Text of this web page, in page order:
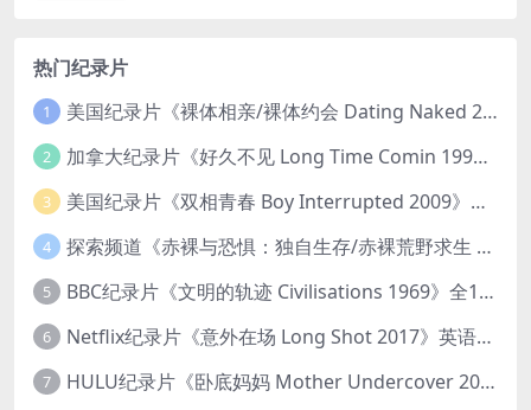
热门纪录片
1 美国纪录片《裸体相亲/裸体约会 Dating Naked 2014-2016》第1-3季全33集 英语中英双字 无水印纯净版 1080P/MKV/85.6G 裸体相亲真人秀
2 加拿大纪录片《好久不见 Long Time Comin 1993》英语中英双字 官方纯净版 1080P/MKV/1G 女同性艺术家
3 美国纪录片《双相青春 Boy Interrupted 2009》英语中英双字 官方纯净版 1080P/MKV/1.43G 青少年躁郁症
4 探索频道《赤裸与恐惧：独自生存/赤裸荒野求生 Naked and Afraid: Solo 2023》第一季全8集 英语中英双字 官方纯净版 高码1080P/MKV/45.4G
5 BBC纪录片《文明的轨迹 Civilisations 1969》全13集 英语中英双字 高清收藏版 1080P/MKV/64.1G 西方艺术史话
6 Netflix纪录片《意外在场 Long Shot 2017》英语中字 720P/NKV/1.06GB 美国谋杀误判案件
7 HULU纪录片《卧底妈妈 Mother Undercover 2023》全4集 英语中英双字 官方纯净版 1080P/MKV/7.6G 拯救孩子